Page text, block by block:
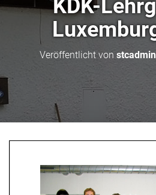
KDK-
Veröffentlicht von stcadmin